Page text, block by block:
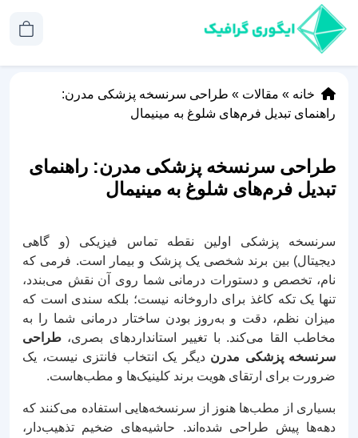
خانه » مقالات » طراحی سرنسخه پزشکی مدرن:
راهنمای تبدیل فرم‌های شلوغ به مینیمال
طراحی سرنسخه پزشکی مدرن: راهنمای
تبدیل فرم‌های شلوغ به مینیمال
سرنسخه پزشکی اولین نقطه تماس فیزیکی (و گاهی
دیجیتال) بین برند شخصی یک پزشک و بیمار است. فرمی که
نام، تخصص و دستورات درمانی شما روی آن نقش می‌بندد،
تنها یک تکه کاغذ برای داروخانه نیست؛ بلکه سندی است که
میزان نظم، دقت و به‌روز بودن ساختار درمانی شما را به
مخاطب القا می‌کند. با تغییر استانداردهای بصری، طراحی
سرنسخه پزشکی مدرن دیگر یک انتخاب فانتزی نیست، یک
ضرورت برای ارتقای هویت برند کلینیک‌ها و مطب‌هاست.
بسیاری از مطب‌ها هنوز از سرنسخه‌هایی استفاده می‌کنند که
دهه‌ها پیش طراحی شده‌اند. حاشیه‌های ضخیم تذهیب‌دار،